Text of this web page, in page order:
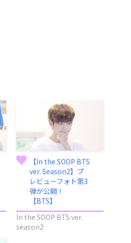
【In the SOOP BTS
ver. Season2】プ
レビューフォト第3
弾が公開！
【BTS】
In the SOOP BTS ver.
season2